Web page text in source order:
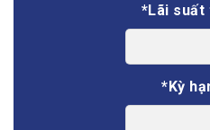
*Lãi suất
*Kỳ